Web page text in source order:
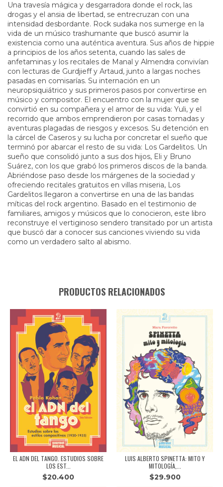
Una travesía mágica y desgarradora donde el rock, las
drogas y el ansia de libertad, se entrecruzan con una
intensidad desbordante. Rock sudaka nos sumerge en la
vida de un músico trashumante que buscó asumir la
existencia como una auténtica aventura. Sus años de hippie
a principios de los años setenta, cuando las sales de
anfetaminas y los recitales de Manal y Almendra convivían
con lecturas de Gurdjieff y Artaud, junto a largas noches
pasadas en comisarías. Su internación en un
neuropsiquiátrico y sus primeros pasos por convertirse en
músico y compositor. El encuentro con la mujer que se
convirtió en su compañera y el amor de su vida: Yuli, y el
recorrido que ambos emprendieron por casas tomadas y
aventuras plagadas de riesgos y excesos. Su detención en
la cárcel de Caseros y su lucha por concretar el sueño que
terminó por abarcar el resto de su vida: Los Gardelitos. Un
sueño que consolidó junto a sus dos hijos, Eli y Bruno
Suárez, con los que grabó los primeros discos de la banda.
Abriéndose paso desde los márgenes de la sociedad y
ofreciendo recitales gratuitos en villas miseria, Los
Gardelitos llegaron a convertirse en una de las bandas
míticas del rock argentino. Basado en el testimonio de
familiares, amigos y músicos que lo conocieron, este libro
reconstruye el vertiginoso sendero transitado por un artista
que buscó dar a conocer sus canciones viviendo su vida
como un verdadero salto al abismo.
PRODUCTOS RELACIONADOS
EL ADN DEL TANGO. ESTUDIOS SOBRE
LOS EST...
$20.400
LUIS ALBERTO SPINETTA: MITO Y
MITOLOGÍA,...
$29.900